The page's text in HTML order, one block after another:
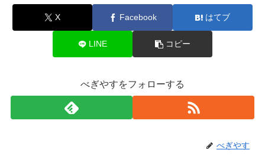
X Facebook はてブ
LINE コピー
べぎやすをフォローする
べぎやす